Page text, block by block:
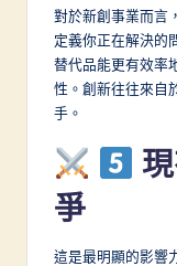
對於新創事業而言
定義你正在解決的
替代品能更有效率
性。創新往往來自
手。
爭
這是最明顯的影響